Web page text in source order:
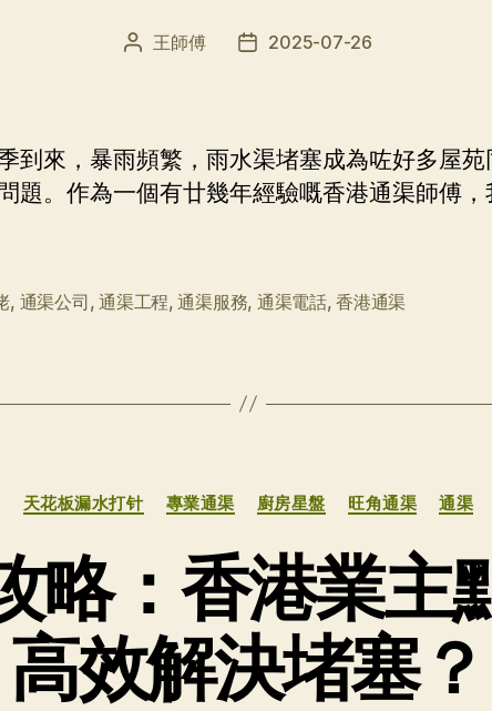
文 王師傅
发 2025-07-26
到來，暴雨頻繁，雨水渠堵塞成為咗好多屋苑
題。作為一個有廿幾年經驗嘅香港通渠師傅，
, 通渠公司,通渠工程,通渠服務, 通渠電話,香港通渠
分
类
天花板漏水打针 專業通渠 廚房星盤 旺角通渠 通渠
略：香港業主
高效解決堵塞？